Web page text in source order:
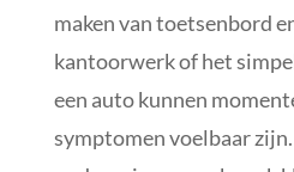
maken van toetsenbord
kantoorwerk of het
een auto kunnen
symptomen voelbaar